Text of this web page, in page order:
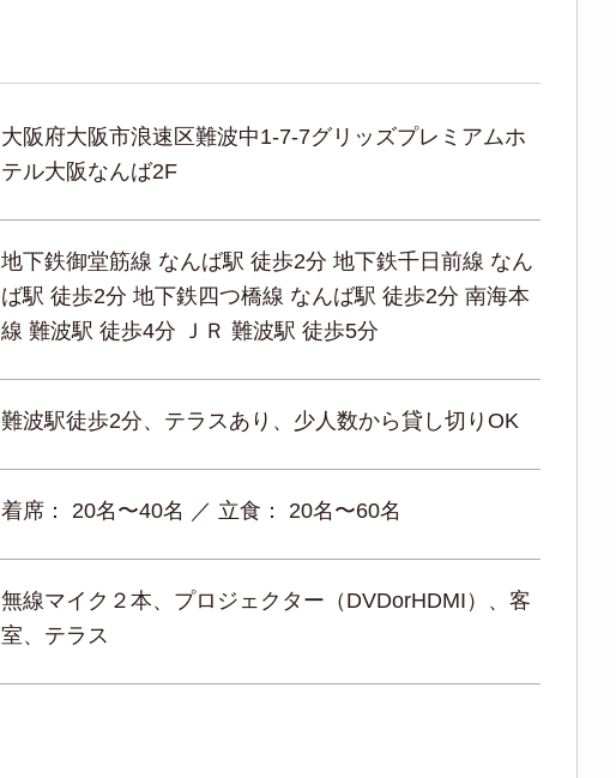
大阪府大阪市浪速区難波中1-7-7グリッズプレミアムホ
テル大阪なんば2F
地下鉄御堂筋線 なんば駅 徒歩2分 地下鉄千日前線 なん
ば駅 徒歩2分 地下鉄四つ橋線 なんば駅 徒歩2分 南海本
線 難波駅 徒歩4分 ＪＲ 難波駅 徒歩5分
難波駅徒歩2分、テラスあり、少人数から貸し切りOK
着席： 20名〜40名 ／ 立食： 20名〜60名
無線マイク２本、プロジェクター（DVDorHDMI）、客
室、テラス